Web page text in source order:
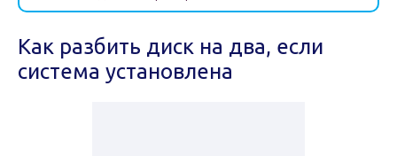
Как разбить диск на два, если
система установлена